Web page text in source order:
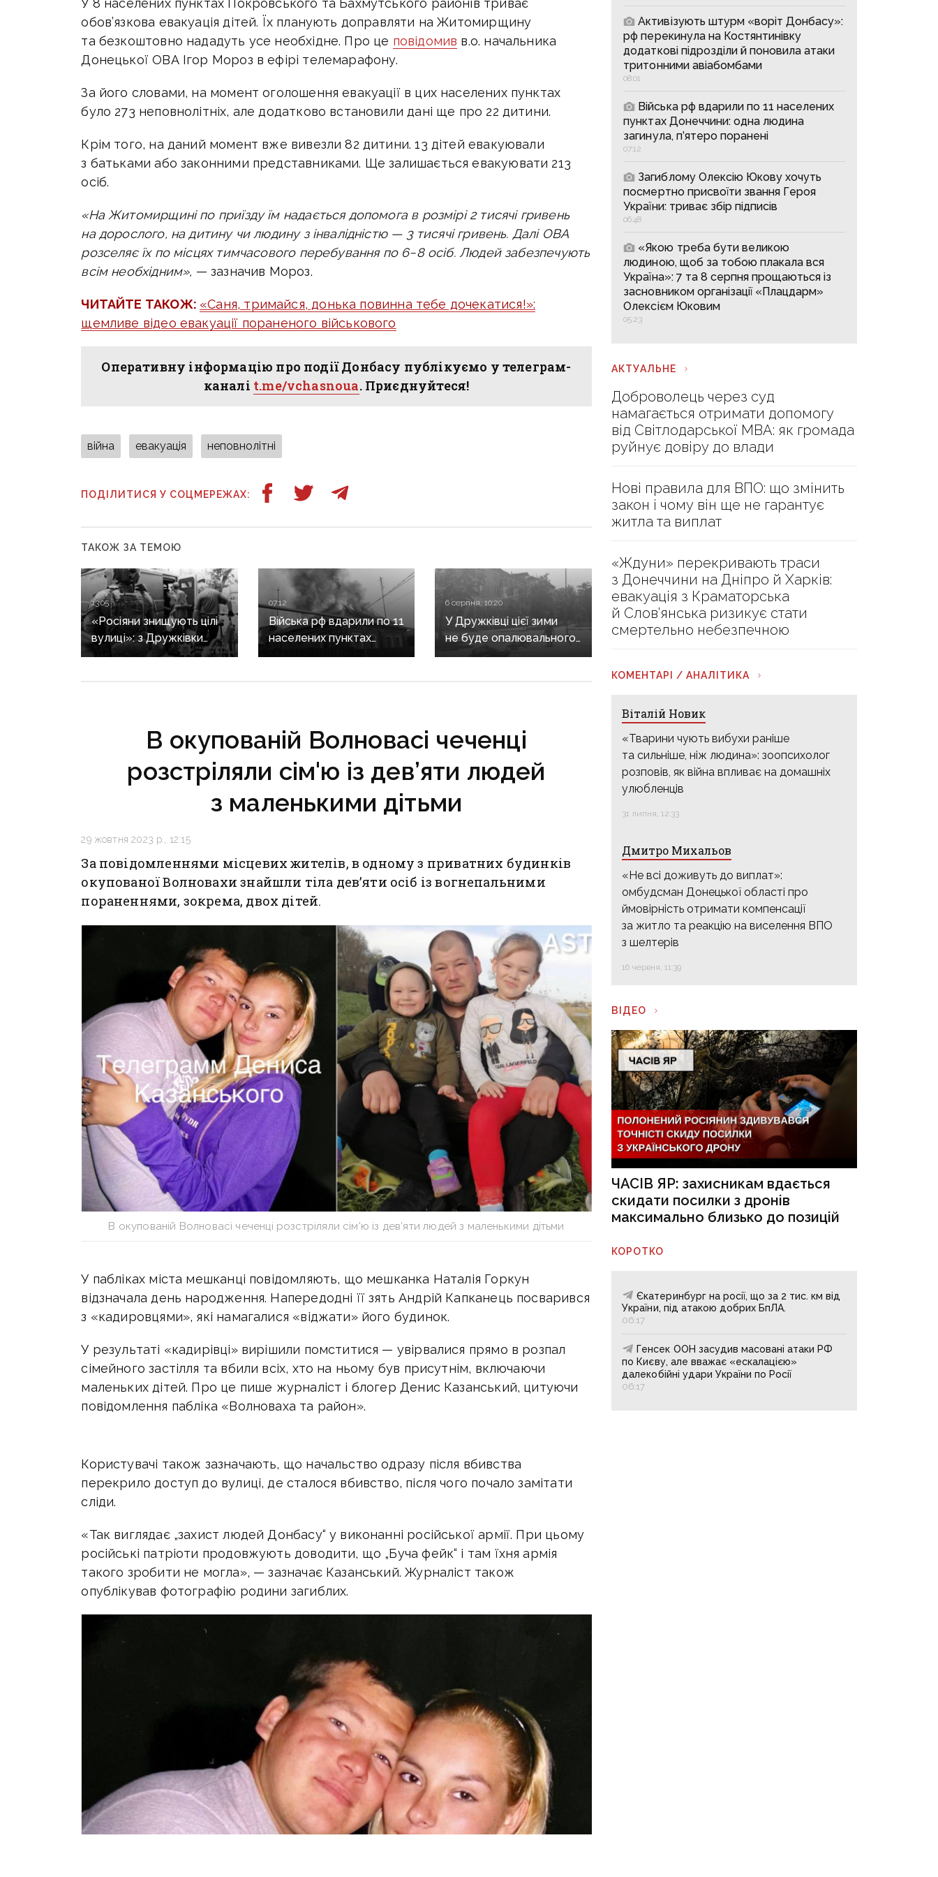
У 8 населених пунктах Покровського та Бахмутського районів триває
обов’язкова евакуація дітей. Їх планують доправляти на Житомирщину
та безкоштовно нададуть усе необхідне. Про це повідомив в.о. начальника
Донецької ОВА Ігор Мороз в ефірі телемарафону.
За його словами, на момент оголошення евакуації в цих населених пунктах
було 273 неповнолітніх, але додатково встановили дані ще про 22 дитини.
Крім того, на даний момент вже вивезли 82 дитини. 13 дітей евакуювали
з батьками або законними представниками. Ще залишається евакуювати 213
осіб.
«На Житомирщині по приїзду їм надається допомога в розмірі 2 тисячі гривень
на дорослого, на дитину чи людину з інвалідністю — 3 тисячі гривень. Далі ОВА
розселяє їх по місцях тимчасового перебування по 6−8 осіб. Людей забезпечують
всім необхідним», — зазначив Мороз.
ЧИТАЙТЕ ТАКОЖ: «Саня, тримайся, донька повинна тебе дочекатися!»:
щемливе відео евакуації пораненого військового
Оперативну інформацію про події Донбасу публікуємо у телеграм-
каналі t.me/vchasnoua. Приєднуйтеся!
війна евакуація неповнолітні
ПОДІЛИТИСЯ У СОЦМЕРЕЖАХ:
ТАКОЖ ЗА ТЕМОЮ
13:05
«Росіяни знищують цілі
вулиці»: з Дружківки
триває евакуація, одна з
07:12
Війська рф вдарили по 11
населених пунктах
Донеччини: одна людина
6 серпня, 10:20
У Дружківці цієї зими
не буде опалювального
сезону: фронт
В окупованій Волновасі чеченці
розстріляли сім'ю із дев’яти людей
з маленькими дітьми
29 жовтня 2023 р., 12:15
За повідомленнями місцевих жителів, в одному з приватних будинків
окупованої Волновахи знайшли тіла дев’яти осіб із вогнепальними
пораненнями, зокрема, двох дітей.
В окупованій Волновасі чеченці розстріляли сім'ю із дев’яти людей з маленькими дітьми
У пабліках міста мешканці повідомляють, що мешканка Наталія Горкун
відзначала день народження. Напередодні її зять Андрій Капканець посварився
з «кадировцями», які намагалися «віджати» його будинок.
У результаті «кадирівці» вирішили помститися — увірвалися прямо в розпал
сімейного застілля та вбили всіх, хто на ньому був присутнім, включаючи
маленьких дітей. Про це пише журналіст і блогер Денис Казанський, цитуючи
повідомлення пабліка «Волноваха та район».
Користувачі також зазначають, що начальство одразу після вбивства
перекрило доступ до вулиці, де сталося вбивство, після чого почало замітати
сліди.
«Так виглядає „захист людей Донбасу“ у виконанні російської армії. При цьому
російські патріоти продовжують доводити, що „Буча фейк“ і там їхня армія
такого зробити не могла», — зазначає Казанський. Журналіст також
опублікував фотографію родини загиблих.
Активізують штурм «воріт Донбасу»:
рф перекинула на Костянтинівку
додаткові підрозділи й поновила атаки
тритонними авіабомбами
08:01
Війська рф вдарили по 11 населених
пунктах Донеччини: одна людина
загинула, п’ятеро поранені
07:12
Загиблому Олексію Юкову хочуть
посмертно присвоїти звання Героя
України: триває збір підписів
06:48
«Якою треба бути великою
людиною, щоб за тобою плакала вся
Україна»: 7 та 8 серпня прощаються із
засновником організації «Плацдарм»
Олексієм Юковим
05:23
АКТУАЛЬНЕ
Доброволець через суд
намагається отримати допомогу
від Світлодарської МВА: як громада
руйнує довіру до влади
Нові правила для ВПО: що змінить
закон і чому він ще не гарантує
житла та виплат
«Ждуни» перекривають траси
з Донеччини на Дніпро й Харків:
евакуація з Краматорська
й Слов’янська ризикує стати
смертельно небезпечною
КОМЕНТАРІ / АНАЛІТИКА
Віталій Новик
«Тварини чують вибухи раніше
та сильніше, ніж людина»: зоопсихолог
розповів, як війна впливає на домашніх
улюбленців
31 липня, 12:33
Дмитро Михальов
«Не всі доживуть до виплат»:
омбудсман Донецької області про
ймовірність отримати компенсації
за житло та реакцію на виселення ВПО
з шелтерів
16 червня, 11:39
ВІДЕО
ЧАСІВ ЯР: захисникам вдається
скидати посилки з дронів
максимально близько до позицій
КОРОТКО
Єкатеринбург на росії, що за 2 тис. км від
України, під атакою добрих БпЛА.
06:17
Генсек ООН засудив масовані атаки РФ
по Києву, але вважає «ескалацією»
далекобійні удари України по Росії
06:17